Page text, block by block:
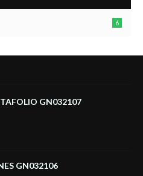
6
GN032107
GN032106